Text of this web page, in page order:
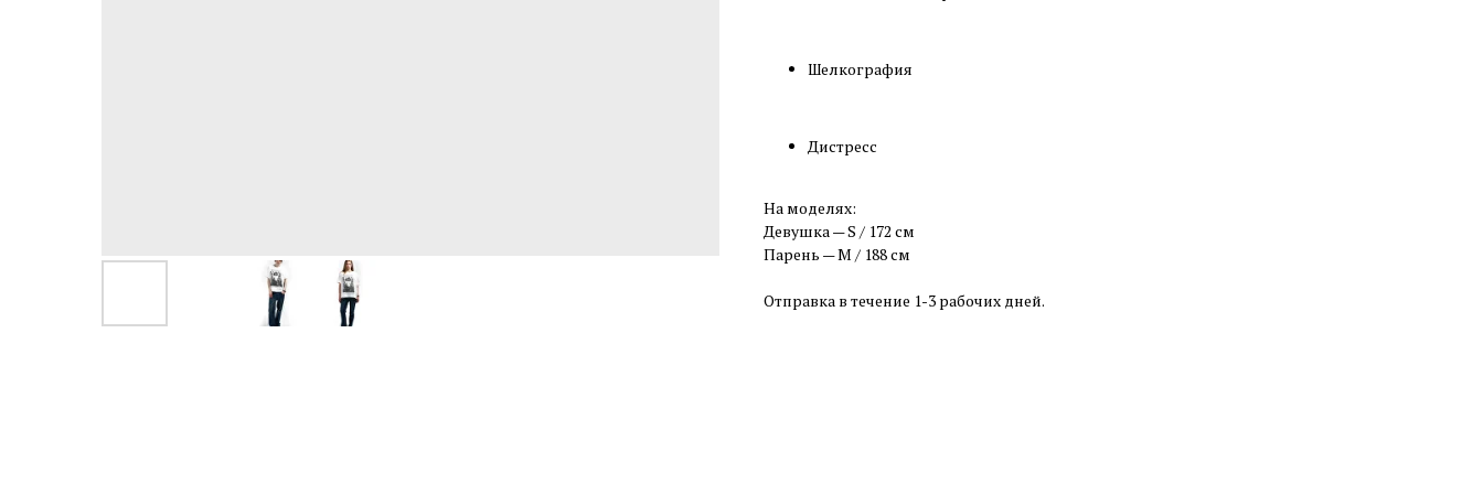
Шелкография
Дистресс
На моделях:
Девушка — S / 172 см
Парень — M / 188 см
Отправка в течение 1-3 рабочих дней.